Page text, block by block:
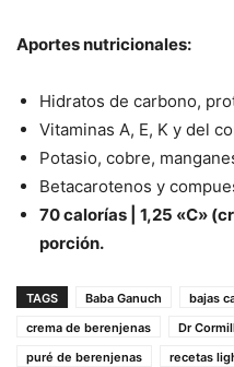
Aportes nutricionales:
Hidratos de carbono,
Vitaminas A, E, K y del
Potasio, cobre,
Betacarotenos y
70 calorías | 1,25 «C»
porción.
TAGS Baba Ganuch bajas
crema de berenjenas
Dr
puré de berenjenas
recetas